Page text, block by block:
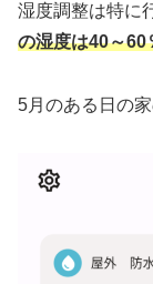
湿度調整は特に
の湿度は40～60
5月のある日の